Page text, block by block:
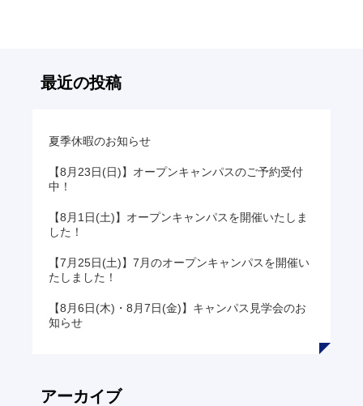
最近の投稿
夏季休暇のお知らせ
【8月23日(日)】オープンキャンパスのご予約受付
中！
【8月1日(土)】オープンキャンパスを開催いたしま
した！
【7月25日(土)】7月のオープンキャンパスを開催い
たしました！
【8月6日(木)・8月7日(金)】キャンパス見学会のお
知らせ
アーカイブ